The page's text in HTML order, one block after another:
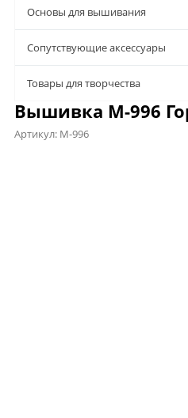
Основы для вышивания
Сопутствующие аксессуары
Товары для творчества
Вышивка М-996
Артикул: М-996